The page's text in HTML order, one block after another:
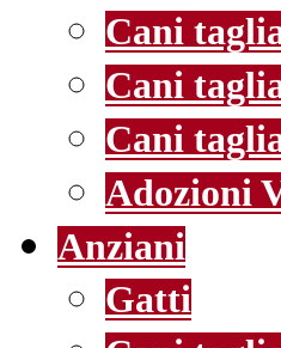
Cani
Cani
Cani
Adozioni
Anziani
Gatti